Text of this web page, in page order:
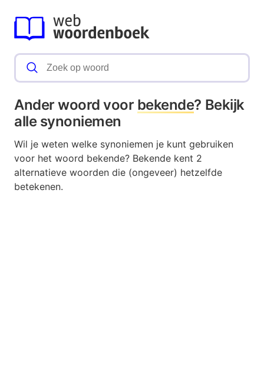
Ander woord voor bekende? Bekijk
alle synoniemen
Wil je weten welke synoniemen je kunt gebruiken
voor het woord bekende? Bekende kent 2
alternatieve woorden die (ongeveer) hetzelfde
betekenen.